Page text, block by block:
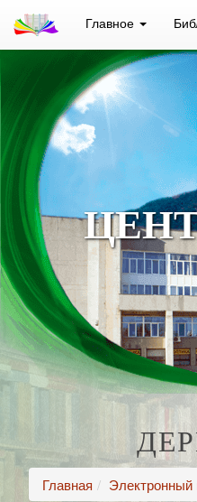
Главное
Главная Электронный